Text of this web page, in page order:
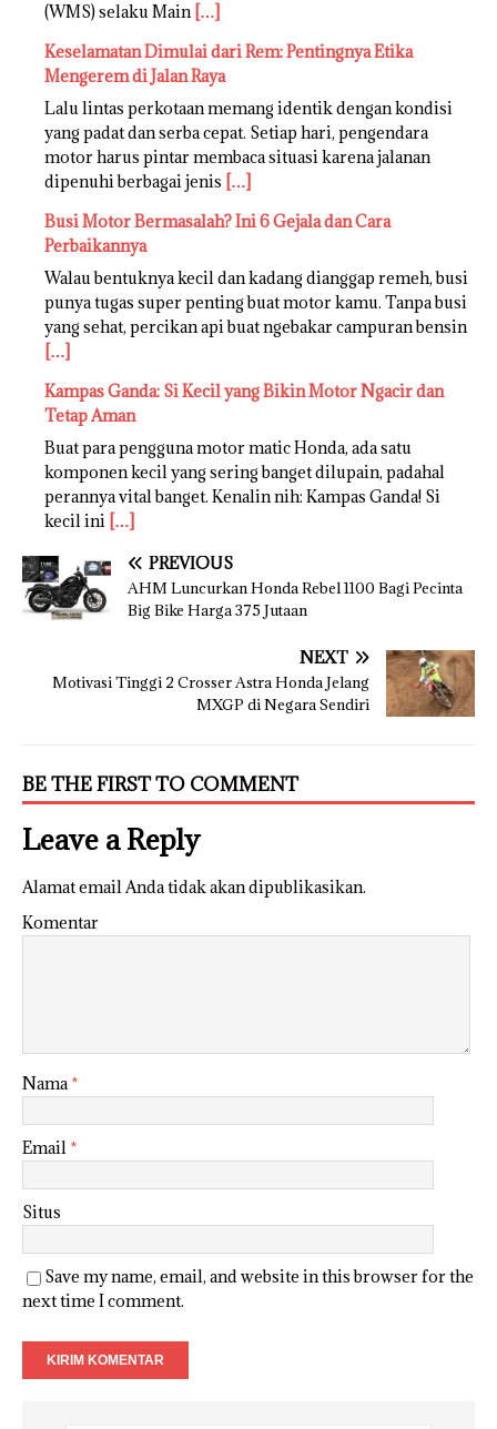
(WMS) selaku Main […]
Keselamatan Dimulai dari Rem: Pentingnya Etika
Mengerem di Jalan Raya
Lalu lintas perkotaan memang identik dengan kondisi
yang padat dan serba cepat. Setiap hari, pengendara
motor harus pintar membaca situasi karena jalanan
dipenuhi berbagai jenis […]
Busi Motor Bermasalah? Ini 6 Gejala dan Cara
Perbaikannya
Walau bentuknya kecil dan kadang dianggap remeh, busi
punya tugas super penting buat motor kamu. Tanpa busi
yang sehat, percikan api buat ngebakar campuran bensin
[…]
Kampas Ganda: Si Kecil yang Bikin Motor Ngacir dan
Tetap Aman
Buat para pengguna motor matic Honda, ada satu
komponen kecil yang sering banget dilupain, padahal
perannya vital banget. Kenalin nih: Kampas Ganda! Si
kecil ini […]
PREVIOUS
AHM Luncurkan Honda Rebel 1100 Bagi Pecinta
Big Bike Harga 375 Jutaan
NEXT
Motivasi Tinggi 2 Crosser Astra Honda Jelang
MXGP di Negara Sendiri
BE THE FIRST TO COMMENT
Leave a Reply
Alamat email Anda tidak akan dipublikasikan.
Komentar
Nama*
Email *
Situs
Save my name, email, and website in this browser for the
next time I comment.